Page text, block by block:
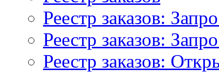
Реестр заказов:
Реестр заказов:
Реестр заказов: